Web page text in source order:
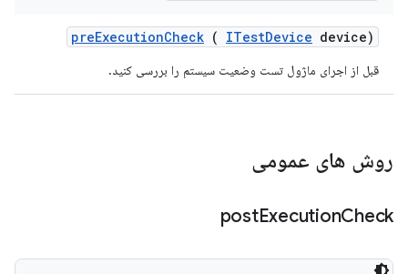
preExecutionCheck ( ITestDevice device)
قبل از اجرای ماژول تست وضعیت سیستم را بررسی کنید.
روش های عمومی
postExecutionCheck